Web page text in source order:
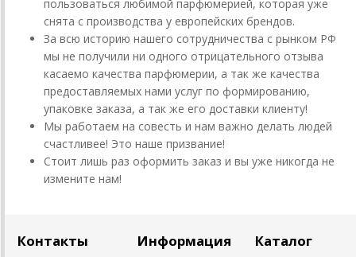
пользоваться любимой парфюмерией, которая уже
снята с производства у европейских брендов.
За всю историю нашего сотрудничества с рынком РФ
мы не получили ни одного отрицательного отзыва
касаемо качества парфюмерии, а так же качества
предоставляемых нами услуг по формированию,
упаковке заказа, а так же его доставки клиенту!
Мы работаем на совесть и нам важно делать людей
счастливее! Это наше призвание!
Стоит лишь раз оформить заказ и вы уже никогда не
измените нам!
Контакты Информация Каталог